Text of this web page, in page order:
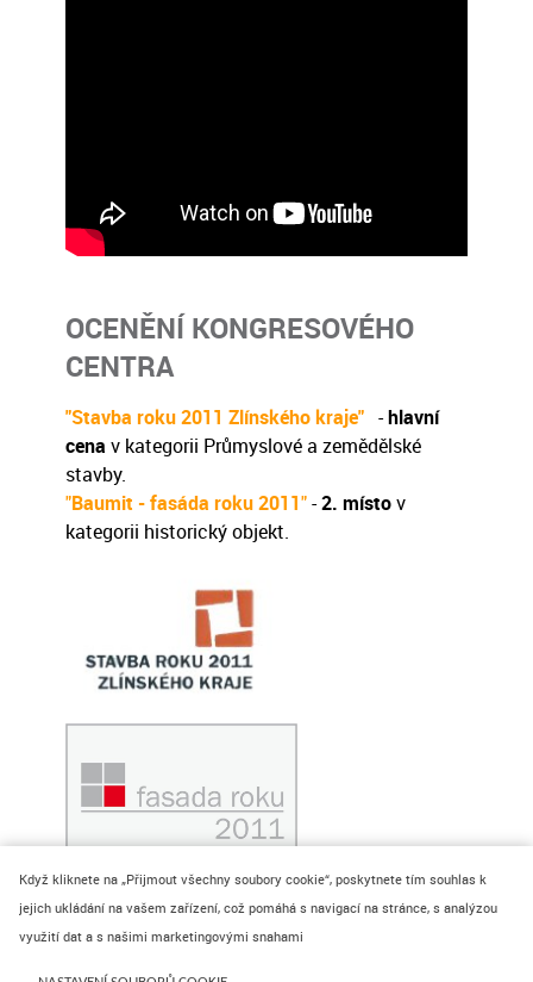
OCENĚNÍ KONGRESOVÉHO
CENTRA
"Stavba roku 2011 Zlínského kraje" -hlavní
cena v kategorii Průmyslové a zemědělské
stavby.
"Baumit - fasáda roku 2011"-2. místov
kategorii historický objekt.
Když kliknete na „Přijmout všechny soubory cookie“, poskytnete tím souhlas k
jejich ukládání na vašem zařízení, což pomáhá s navigací na stránce, s analýzou
využití dat a s našimi marketingovými snahami